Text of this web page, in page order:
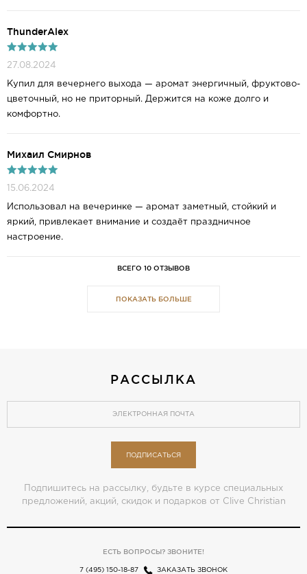
ThunderAlex
27.08.2024
Купил для вечернего выхода — аромат энергичный, фруктово-
цветочный, но не приторный. Держится на коже долго и
комфортно.
Михаил Смирнов
15.06.2024
Использовал на вечеринке — аромат заметный, стойкий и
яркий, привлекает внимание и создаёт праздничное
настроение.
ВСЕГО 10 ОТЗЫВОВ
ПОКАЗАТЬ БОЛЬШЕ
РАССЫЛКА
ПОДПИСАТЬСЯ
Подпишитесь на рассылку, будьте в курсе специальных
предложений, акций, скидок и подарков от Clive Christian
ЕСТЬ ВОПРОСЫ? ЗВОНИТЕ!
7 (495) 150-18-87 ЗАКАЗАТЬ ЗВОНОК